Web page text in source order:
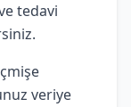
tedavi
veriye